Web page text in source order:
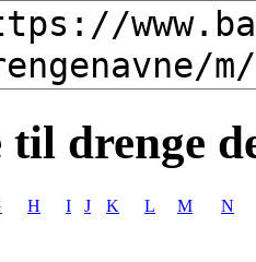
til drenge
H I J K L M N